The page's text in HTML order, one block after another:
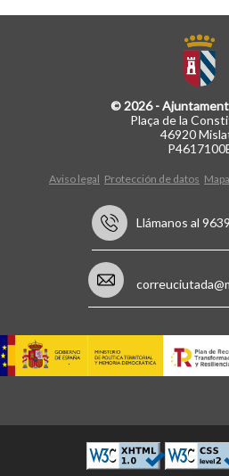
© 2026 -
Plaça de la
46920
Aviso legal Protección de datos
Llámanos al